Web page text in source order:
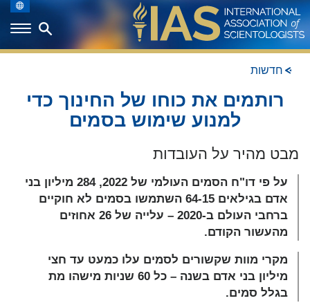
חדשות
רותמים את כוחו של החינוך כדי
למנוע שימוש בסמים
על פי דו"ח הסמים העולמי של 2022, 284 מיליון בני
אדם בגילאים 64-15 השתמשו בסמים לא חוקיים
ברחבי העולם ב-2020 – עלייה של 26 אחוזים
מהעשור הקודם.
מקרי מוות שקשורים לסמים עלו כמעט עד חצי
מיליון בני אדם בשנה – כל 60 שניות מישהו מת
בגלל סמים.